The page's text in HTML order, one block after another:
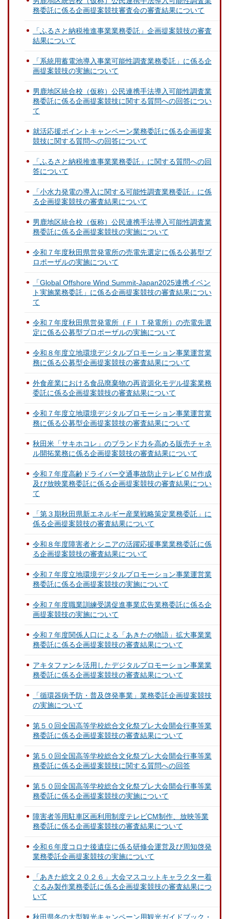
務委託に係る企画提案競技審査会の審査結果について
「ふるさと納税推進事業業務委託」企画提案競技の審査
結果について
「系統用蓄電池導入事業可能性調査業務委託」に係る企
画提案競技の実施について
男鹿地区統合校（仮称）公民連携手法導入可能性調査業
務委託に係る企画提案競技に関する質問への回答につい
て
就活応援ポイントキャンペーン業務委託に係る企画提案
競技に関する質問への回答について
「ふるさと納税推進事業業務委託」に関する質問への回
答について
「小水力発電の導入に関する可能性調査業務委託」に係
る企画提案競技の審査結果について
男鹿地区統合校（仮称）公民連携手法導入可能性調査業
務委託に係る企画提案競技の実施について
令和７年度秋田県営発電所の売電先選定に係る公募型プ
ロポーザルの実施について
「Global Offshore Wind Summit-Japan2025連携イベン
ト実施業務委託」に係る企画提案競技の審査結果につい
て
令和７年度秋田県営発電所（ＦＩＴ発電所）の売電先選
定に係る公募型プロポーザルの実施について
令和８年度立地環境デジタルプロモーション事業運営業
務に係る公募型企画提案競技の審査結果について
外食産業における食品廃棄物の再資源化モデル提案業務
委託に係る企画提案競技の審査結果について
令和７年度立地環境デジタルプロモーション事業運営業
務に係る公募型企画提案競技の審査結果について
秋田米「サキホコレ」のブランド力を高める販売チャネ
ル開拓業務に係る企画提案競技の審査結果について
令和７年度高齢ドライバー交通事故防止テレビＣＭ作成
及び放映業務委託に係る企画提案競技の審査結果につい
て
「第３期秋田県新エネルギー産業戦略策定業務委託」に
係る企画提案競技の審査結果について
令和８年度障害者とシニアの活躍応援事業業務委託に係
る企画提案競技の審査結果について
令和７年度立地環境デジタルプロモーション事業運営業
務委託に係る企画提案競技の実施について
令和７年度職業訓練受講促進事業広告業務委託に係る企
画提案競技の実施について
令和７年度関係人口による「あきたの物語」拡大事業業
務委託に係る企画提案競技の審査結果について
アキタファンを活用したデジタルプロモーション事業業
務委託に係る企画提案競技の審査結果について
「循環器病予防・普及啓発事業」業務委託企画提案競技
の実施について
第５０回全国高等学校総合文化祭プレ大会開会行事等業
務委託に係る企画提案競技の審査結果について
第５０回全国高等学校総合文化祭プレ大会開会行事等業
務委託に係る企画提案競技に関する質問への回答
第５０回全国高等学校総合文化祭プレ大会開会行事等業
務委託に係る企画提案競技の実施について
障害者等用駐車区画利用制度テレビCM制作、放映等業
務委託に係る企画提案競技の審査結果について
令和６年度コロナ後遺症に係る研修会運営及び周知啓発
業務委託企画提案競技の実施について
「あきた総文２０２６」大会マスコットキャラクター着
ぐるみ製作業務委託に係る企画提案競技の審査結果につ
いて
秋田県冬の大型観光キャンペーン用観光ガイドブック・